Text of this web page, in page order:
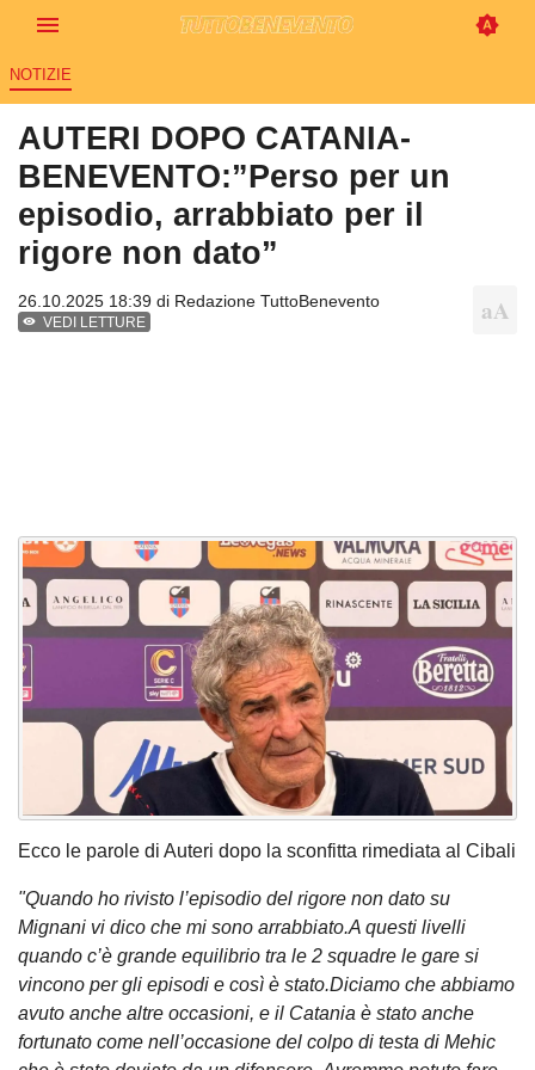
NOTIZIE
AUTERI DOPO CATANIA-
BENEVENTO:”Perso per un
episodio, arrabbiato per il
rigore non dato”
26.10.2025 18:39 di Redazione TuttoBenevento
VEDI LETTURE
Ecco le parole di Auteri dopo la sconfitta rimediata al Cibali
"Quando ho rivisto l’episodio del rigore non dato su
Mignani vi dico che mi sono arrabbiato.A questi livelli
quando c’è grande equilibrio tra le 2 squadre le gare si
vincono per gli episodi e così è stato.Diciamo che abbiamo
avuto anche altre occasioni, e il Catania è stato anche
fortunato come nell’occasione del colpo di testa di Mehic